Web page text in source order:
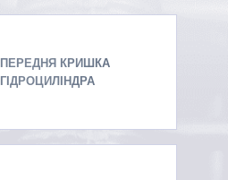
ПЕРЕДНЯ КРИШКА
ГІДРОЦИЛІНДРА